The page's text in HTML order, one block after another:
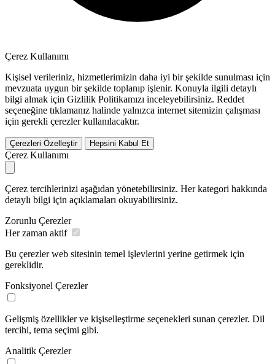
Çerez Kullanımı
Kişisel verileriniz, hizmetlerimizin daha iyi bir şekilde sunulması için
mevzuata uygun bir şekilde toplanıp işlenir. Konuyla ilgili detaylı
bilgi almak için Gizlilik Politikamızı inceleyebilirsiniz. Reddet
seçeneğine tıklamanız halinde yalnızca internet sitemizin çalışması
için gerekli çerezler kullanılacaktır.
Çerezleri Özelleştir Hepsini Kabul Et
Çerez Kullanımı
Çerez tercihlerinizi aşağıdan yönetebilirsiniz. Her kategori hakkında
detaylı bilgi için açıklamaları okuyabilirsiniz.
Zorunlu Çerezler
Her zaman aktif
Bu çerezler web sitesinin temel işlevlerini yerine getirmek için
gereklidir.
Fonksiyonel Çerezler
Gelişmiş özellikler ve kişiselleştirme seçenekleri sunan çerezler. Dil
tercihi, tema seçimi gibi.
Analitik Çerezler